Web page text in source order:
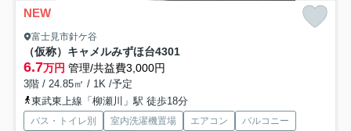
NEW
富士見市針ケ谷
（仮称）キャメルみずほ台4301
6.7万円 管理/共益費3,000円
3階 / 24.85㎡ / 1K /予定
東武東上線「柳瀬川」駅 徒歩18分
バス・トイレ別 室内洗濯機置場 エアコン
バルコニー